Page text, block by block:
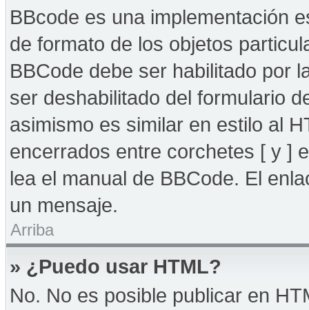
BBcode es una implementación
de formato de los objetos
BBCode debe ser habilitado por
ser deshabilitado del formulario
asimismo es similar en estilo al
encerrados entre corchetes [ y ]
lea el manual de BBCode. El
un mensaje.
Arriba
» ¿Puedo usar HTML?
No. No es posible publicar en